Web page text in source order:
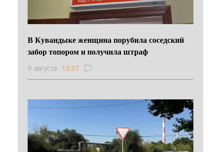
В Кувандыке женщина порубила соседский
забор топором и получила штраф
9 августа 13:37